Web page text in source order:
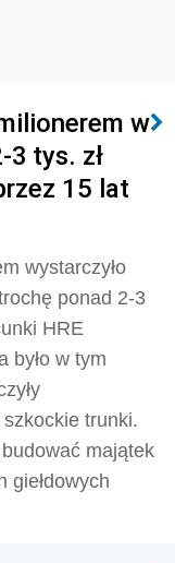
w
3 tys. zł
15 lat
wystarczyło
ponad 2-3
HRE
było w tym
trunki.
majątek
giełdowych